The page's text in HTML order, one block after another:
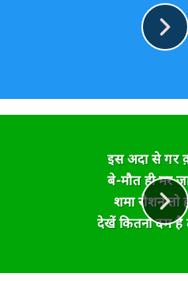
इस अदा से गर
बे-मौत ही मर
शमा रोशन तो
देखें कितना दम है